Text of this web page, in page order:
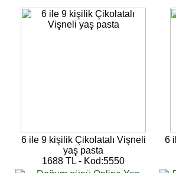
6 ile 9 kişilik Çikolatalı Vişneli
yaş pasta
1688 TL - Kod:5550
6